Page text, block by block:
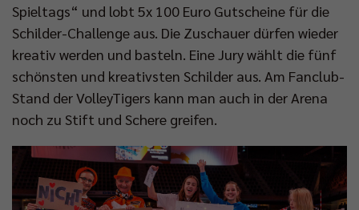
Spieltags“ und lobt 5x 100 Euro Gutscheine für die
Schilder-Challenge aus. Die Zuschauer dürfen wieder
kreativ werden und basteln. Eine Jury wählt die fünf
schönsten und kreativsten Schilder aus. Am Fanclub-
Stand der VolleyTigers kann man auch in der Arena
noch zu Stift und Schere greifen.